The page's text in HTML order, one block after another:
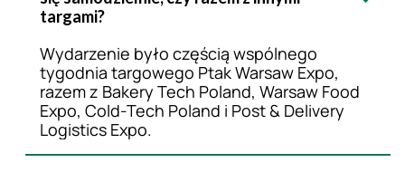
targami?
Wydarzenie było częścią wspólnego
tygodnia targowego Ptak Warsaw Expo,
razem z Bakery Tech Poland, Warsaw Food
Expo, Cold-Tech Poland i Post & Delivery
Logistics Expo.